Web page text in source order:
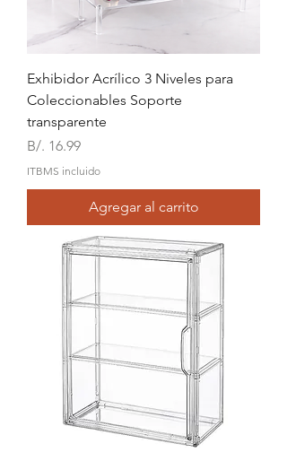
Exhibidor Acrílico 3 Niveles para
Coleccionables Soporte
transparente
Precio
B/. 16.99
ITBMS incluido
Agregar al carrito